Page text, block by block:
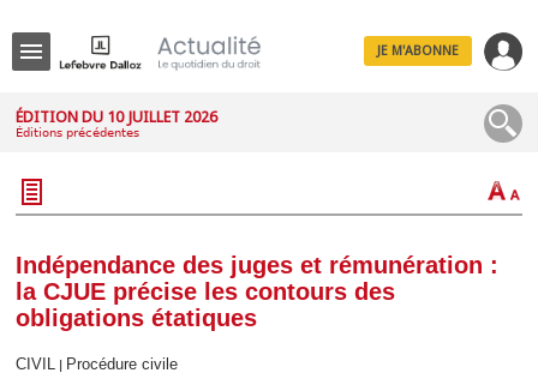
JE M'ABONNE
ÉDITION DU 10 JUILLET 2026
Éditions précédentes
Indépendance des juges et rémunération :
la CJUE précise les contours des
obligations étatiques
CIVIL
Procédure civile